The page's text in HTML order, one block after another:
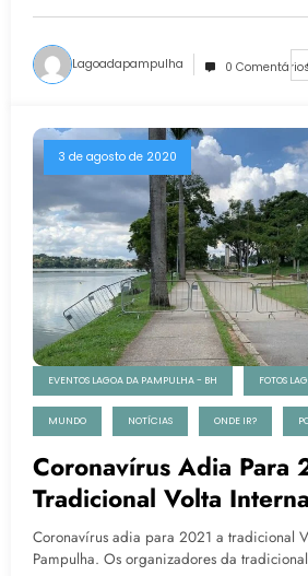
Lagoadapampulha 0
3 de agosto de 2020
EVENTOS LAGOA DA PAMPULHA - BH FOTOS
MUNDO NOTÍCIAS ONDE IR?
Coronavírus Adia Para
Tradicional Volta
Pampulha
Coronavírus adia para 2021 a tradicional
Pampulha. Os organizadores da